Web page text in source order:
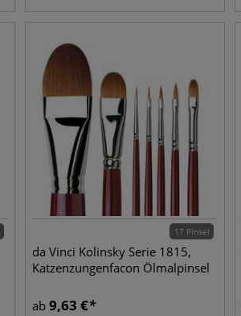
17 Pinsel
da Vinci Kolinsky Serie 1815,
Katzenzungenfacon Ölmalpinsel
ab 9,63 €